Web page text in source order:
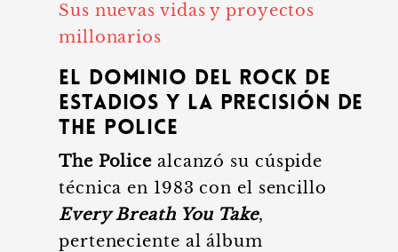
Sus nuevas vidas y proyectos
millonarios
El dominio del rock de
estadios y la precisión de
The Police
The Police alcanzó su cúspide
técnica en 1983 con el sencillo
Every Breath You Take,
perteneciente al álbum